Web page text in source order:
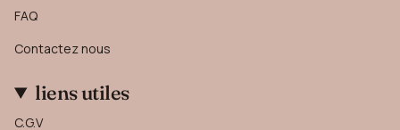
FAQ
Contactez nous
liens utiles
C.G.V